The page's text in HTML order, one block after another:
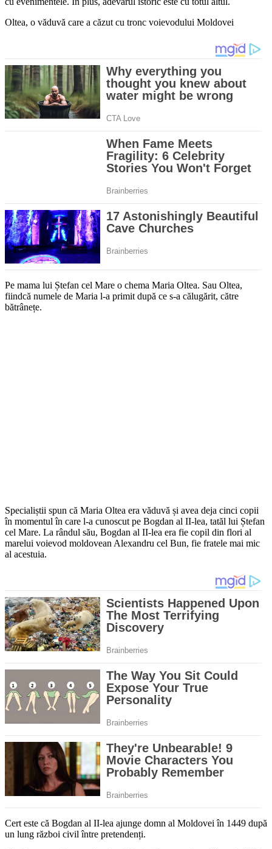
Oltea, o văduvă care a căzut cu tronc voievodului Moldovei
Pe mama lui Ștefan cel Mare o chema Maria Oltea. Sau Oltea,
fiindcă numele de Maria l-a primit după ce s-a călugărit, către
bătrânețe.
Specialiștii spun că Maria Oltea era văduvă și avea deja cinci copii
în momentul în care l-a cunoscut pe Bogdan al II-lea, tatăl lui Ștefan
cel Mare. La rândul său, Bogdan al II-lea era fie copil din flori al
marelui voievod moldovean Alexandru cel Bun, fie fratele mai mic
al acestuia.
Cert este că Bogdan al II-lea ajunge domn al Moldovei în 1449 după
un lung război civil între pretendenți.